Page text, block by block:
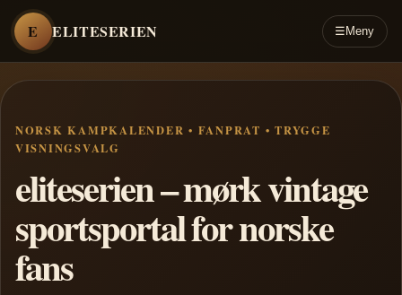
E ELITESERIEN ☰ Meny
NORSK KAMPKALENDER • FANPRAT • TRYGGE
VISNINGSVALG
eliteserien – mørk vintage
sportsportal for norske
fans